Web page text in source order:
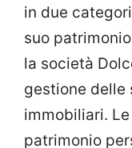
in due
suo
la società
gestione delle
immobiliari.
patrimonio